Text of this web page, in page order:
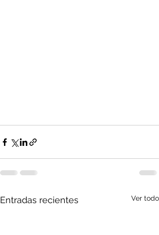
Entradas recientes Ver todo